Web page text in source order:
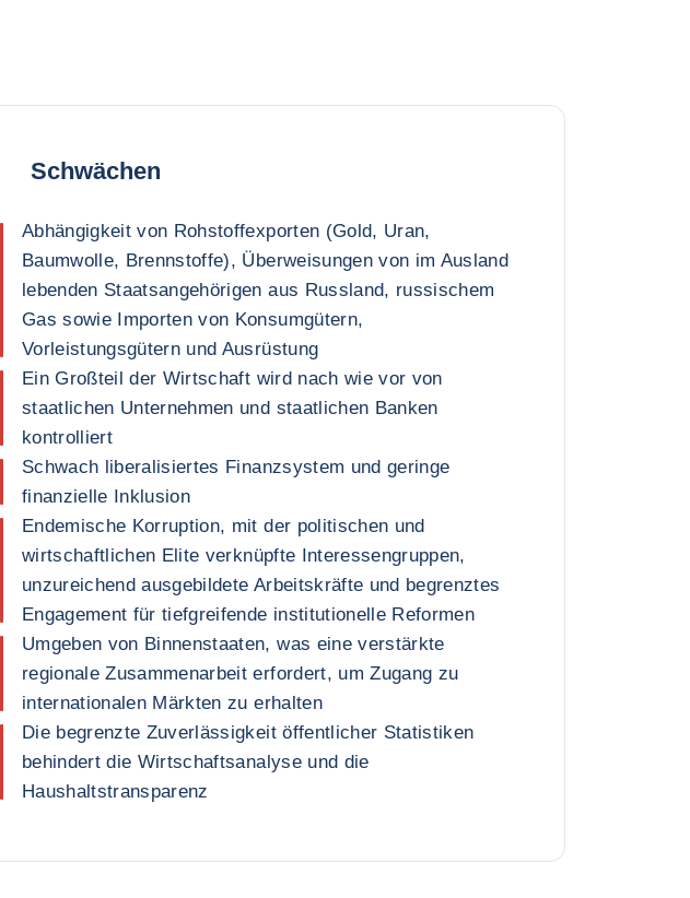
Schwächen
Abhängigkeit von Rohstoffexporten (Gold, Uran,
Baumwolle, Brennstoffe), Überweisungen von im Ausland
lebenden Staatsangehörigen aus Russland, russischem
Gas sowie Importen von Konsumgütern,
Vorleistungsgütern und Ausrüstung
Ein Großteil der Wirtschaft wird nach wie vor von
staatlichen Unternehmen und staatlichen Banken
kontrolliert
Schwach liberalisiertes Finanzsystem und geringe
finanzielle Inklusion
Endemische Korruption, mit der politischen und
wirtschaftlichen Elite verknüpfte Interessengruppen,
unzureichend ausgebildete Arbeitskräfte und begrenztes
Engagement für tiefgreifende institutionelle Reformen
Umgeben von Binnenstaaten, was eine verstärkte
regionale Zusammenarbeit erfordert, um Zugang zu
internationalen Märkten zu erhalten
Die begrenzte Zuverlässigkeit öffentlicher Statistiken
behindert die Wirtschaftsanalyse und die
Haushaltstransparenz